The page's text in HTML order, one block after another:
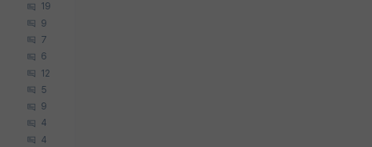
19
9
7
6
12
5
9
4
4